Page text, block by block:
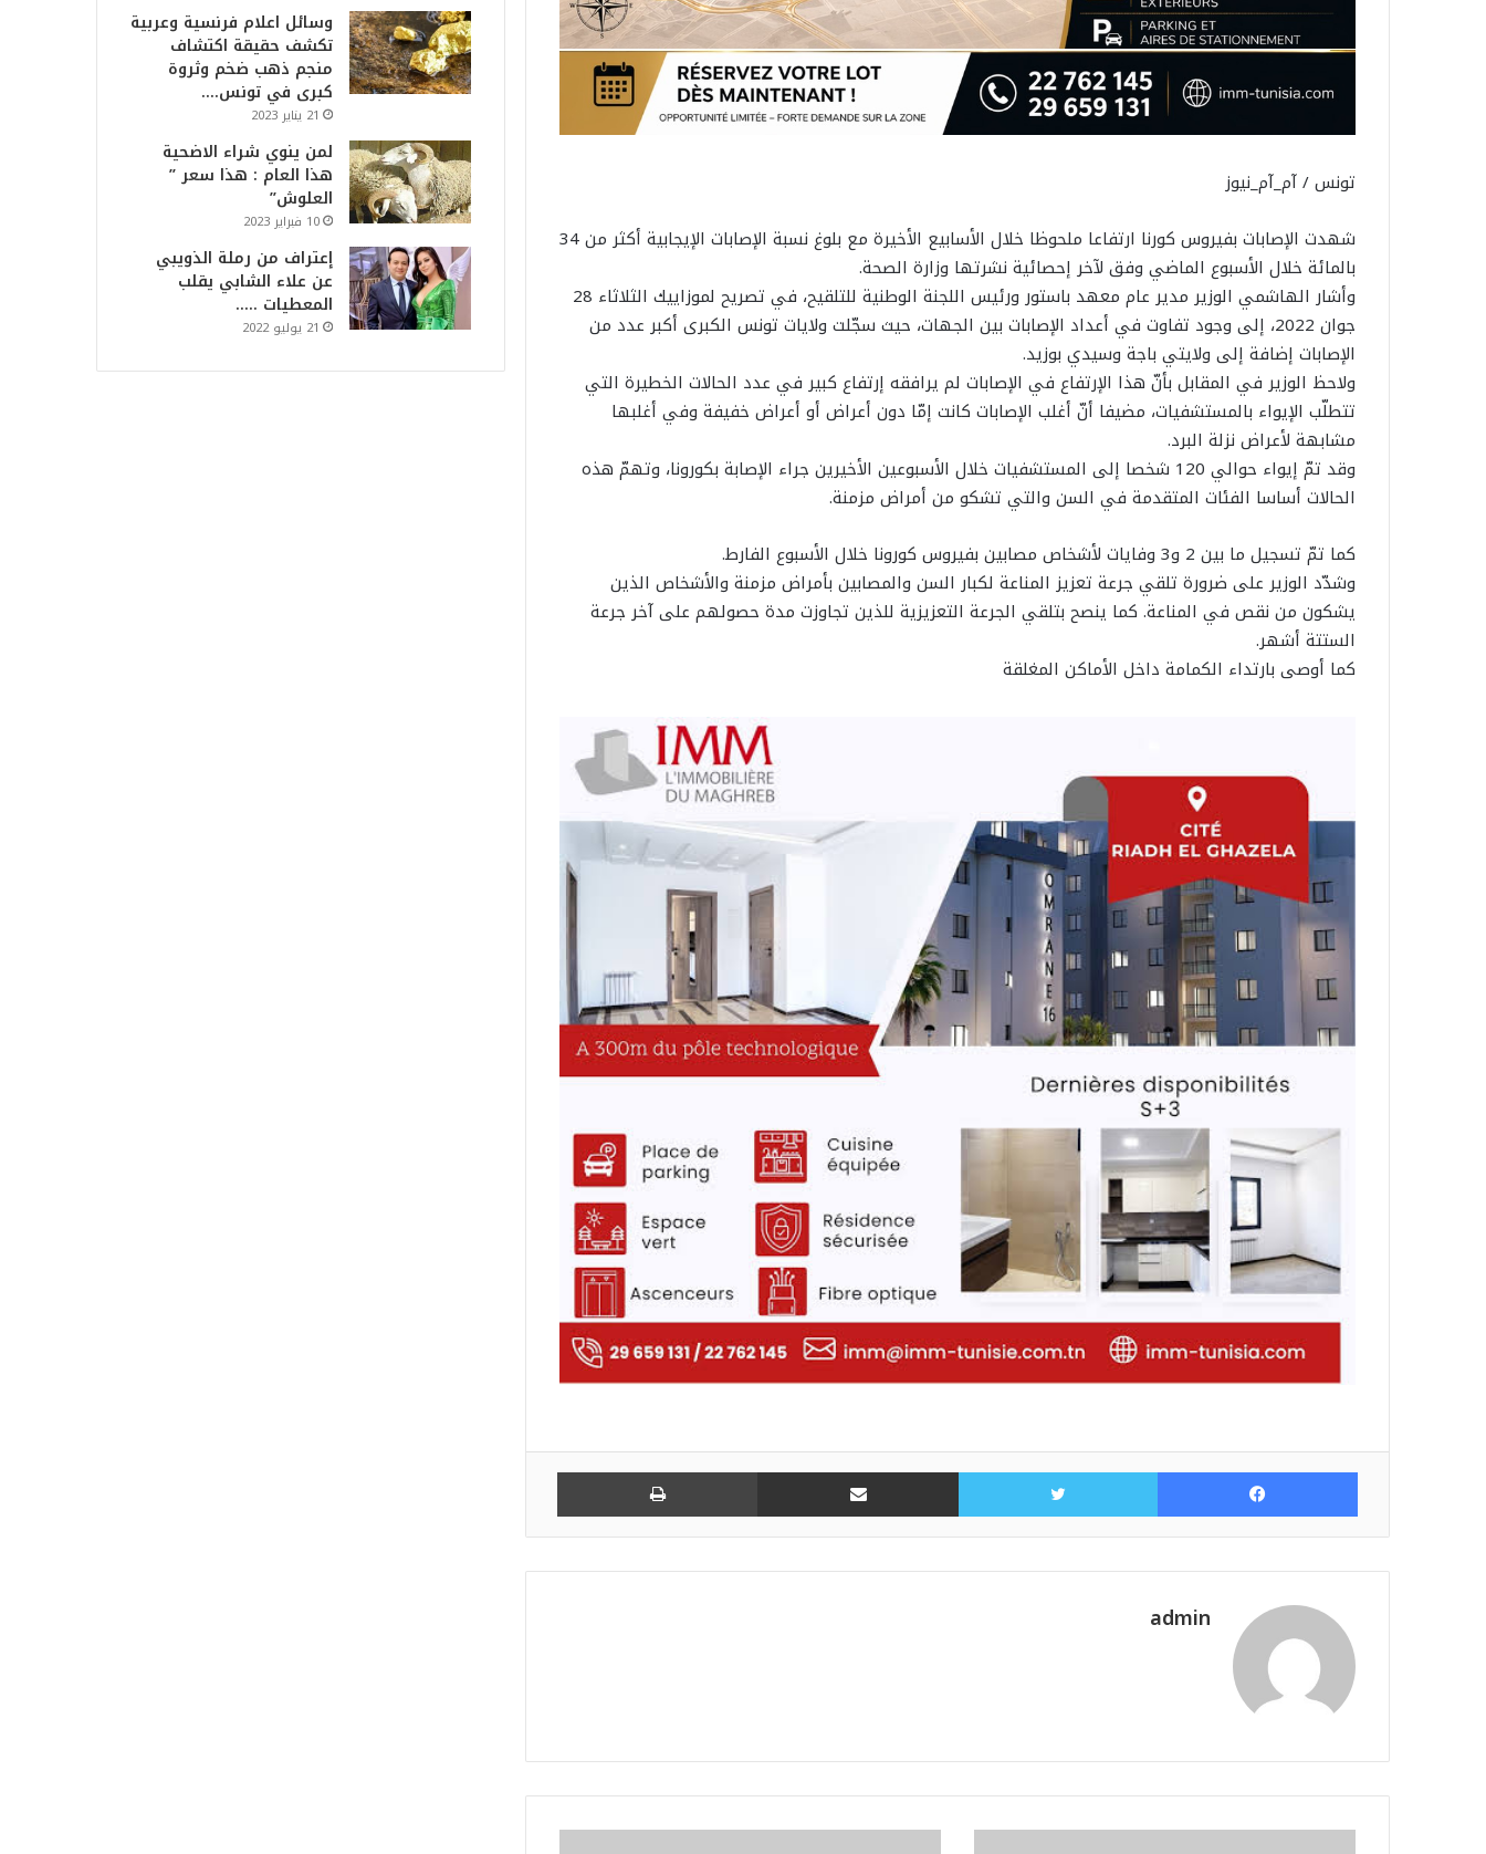
تونس / آم_آم_نيوز
شهدت الإصابات بفيروس كورنا ارتفاعا ملحوظا خلال الأسابيع الأخيرة مع بلوغ نسبة الإصابات الإيجابية أكثر من 34
بالمائة خلال الأسبوع الماضي وفق لآخر إحصائية نشرتها وزارة الصحة.
وأشار الهاشمي الوزير مدير عام معهد باستور ورئيس اللجنة الوطنية للتلقيح، في تصريح لموزاييك الثلاثاء 28
جوان 2022، إلى وجود تفاوت في أعداد الإصابات بين الجهات، حيث سجّلت ولايات تونس الكبرى أكبر عدد من
الإصابات إضافة إلى ولايتي باجة وسيدي بوزيد.
ولاحظ الوزير في المقابل بأنّ هذا الإرتفاع في الإصابات لم يرافقه إرتفاع كبير في عدد الحالات الخطيرة التي
تتطلّب الإيواء بالمستشفيات، مضيفا أنّ أغلب الإصابات كانت إمّا دون أعراض أو أعراض خفيفة وفي أغلبها
مشابهة لأعراض نزلة البرد.
وقد تمّ إيواء حوالي 120 شخصا إلى المستشفيات خلال الأسبوعين الأخيرين جراء الإصابة بكورونا، وتهمّ هذه
الحالات أساسا الفئات المتقدمة في السن والتي تشكو من أمراض مزمنة.
كما تمّ تسجيل ما بين 2 و3 وفايات لأشخاص مصابين بفيروس كورونا خلال الأسبوع الفارط.
وشدّد الوزير على ضرورة تلقي جرعة تعزيز المناعة لكبار السن والمصابين بأمراض مزمنة والأشخاص الذين
يشكون من نقص في المناعة. كما ينصح بتلقي الجرعة التعزيزية للذين تجاوزت مدة حصولهم على آخر جرعة
الستتة أشهر.
كما أوصى بارتداء الكمامة داخل الأماكن المغلقة
فيسبوك تويتر مشاركة عبر البريد طباعة
admin
وسائل اعلام فرنسية وعربية
تكشف حقيقة اكتشاف
منجم ذهب ضخم وثروة
كبرى في تونس….
21 يناير 2023
لمن ينوي شراء الاضحية
هذا العام : هذا سعر ”
العلوش”
10 فبراير 2023
إعتراف من رملة الذويبي
عن علاء الشابي يقلب
المعطيات …..
21 يوليو 2022